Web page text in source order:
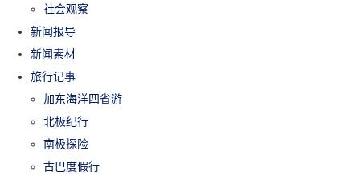
社会观察
新闻报导
新闻素材
旅行记事
加东海洋四省游
北极纪行
南极探险
古巴度假行